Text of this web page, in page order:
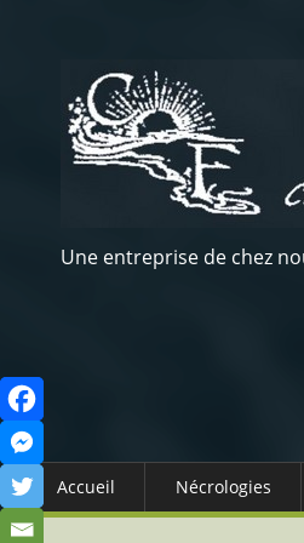
Une entreprise de chez
Accueil Nécrologies